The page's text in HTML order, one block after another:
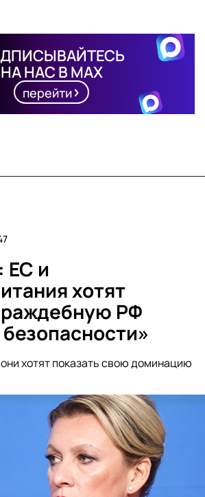
НА НАС В MAX
перейти
ЕС и
хотят
РФ
хотят показать свою доминацию